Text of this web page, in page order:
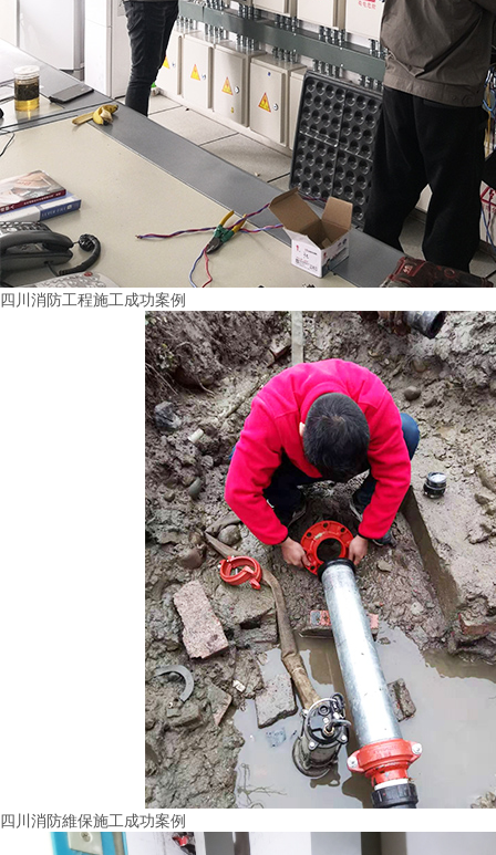
四川消防工程施工成功案例
四川消防維保施工成功案例